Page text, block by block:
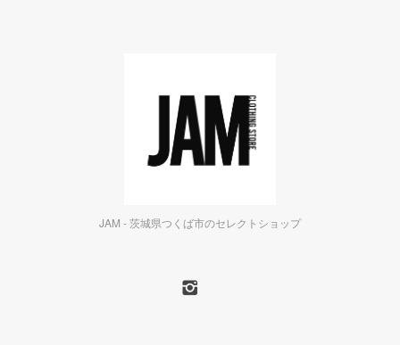
JAM - 茨城県つくば市のセレクトショップ